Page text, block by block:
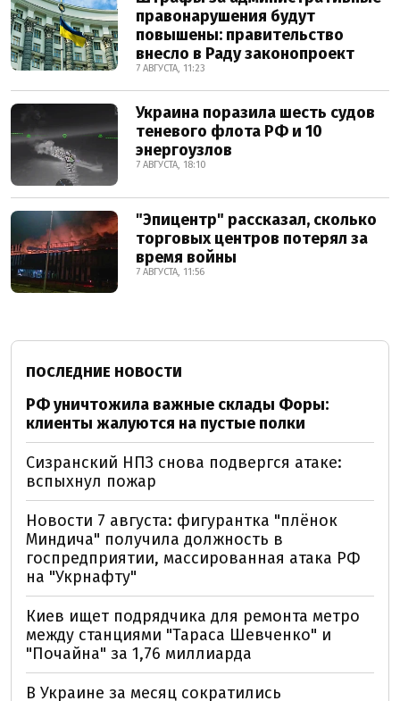
правонарушения будут
повышены: правительство
внесло в Раду законопроект
7 АВГУСТА, 11:23
Украина поразила шесть судов
теневого флота РФ и 10
энергоузлов
7 АВГУСТА, 18:10
"Эпицентр" рассказал, сколько
торговых центров потерял за
время войны
7 АВГУСТА, 11:56
ПОСЛЕДНИЕ НОВОСТИ
РФ уничтожила важные склады Форы:
клиенты жалуются на пустые полки
Сизранский НПЗ снова подвергся атаке:
вспыхнул пожар
Новости 7 августа: фигурантка "плёнок
Миндича" получила должность в
госпредприятии, массированная атака РФ
на "Укрнафту"
Киев ищет подрядчика для ремонта метро
между станциями "Тараса Шевченко" и
"Почайна" за 1,76 миллиарда
В Украине за месяц сократились